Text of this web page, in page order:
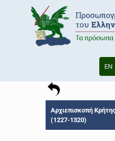
EN
Αρχιεπισκοπή
(1227-1320)